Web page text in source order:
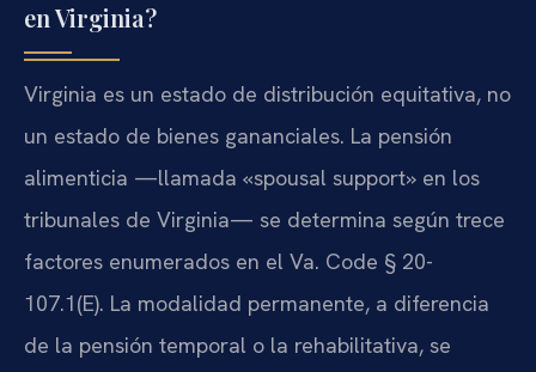
en Virginia?
Virginia es un estado de distribución equitativa, no
un estado de bienes gananciales. La pensión
alimenticia —llamada «spousal support» en los
tribunales de Virginia— se determina según trece
factores enumerados en el Va. Code § 20-
107.1(E). La modalidad permanente, a diferencia
de la pensión temporal o la rehabilitativa, se